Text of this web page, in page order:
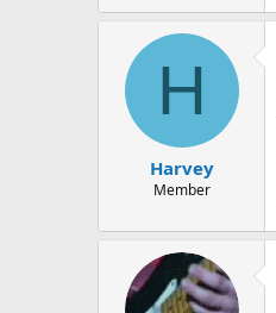
H
Harvey
Member